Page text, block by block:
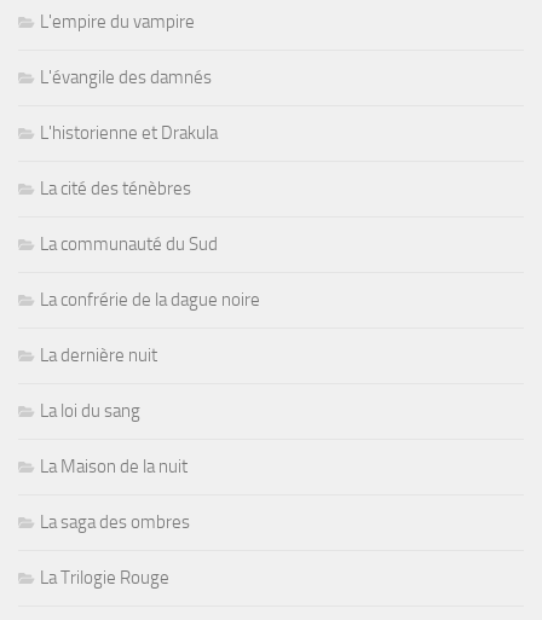
L'empire du vampire
L'évangile des damnés
L'historienne et Drakula
La cité des ténèbres
La communauté du Sud
La confrérie de la dague noire
La dernière nuit
La loi du sang
La Maison de la nuit
La saga des ombres
La Trilogie Rouge